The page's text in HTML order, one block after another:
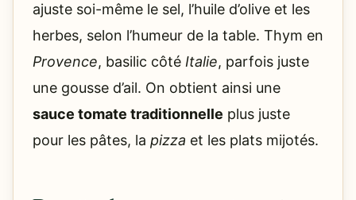
ajuste soi-même le sel, l’huile d’olive et les
herbes, selon l’humeur de la table. Thym en
Provence, basilic côté Italie, parfois juste
une gousse d’ail. On obtient ainsi une
sauce tomate traditionnelle plus juste
pour les pâtes, la pizza et les plats mijotés.